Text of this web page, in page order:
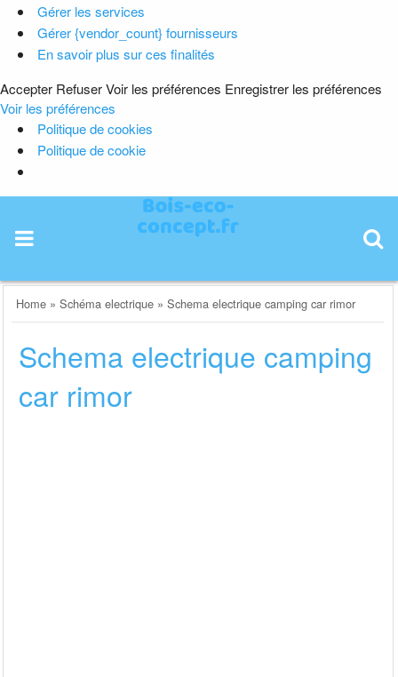
Gérer les services
Gérer {vendor_count} fournisseurs
En savoir plus sur ces finalités
Accepter RefuserVoir les préférences Enregistrer les préférences
Voir les préférences
Politique de cookies
Politique de cookie
content
Home »Schéma electrique »Schema electrique camping car rimor
Schema electrique camping
car rimor